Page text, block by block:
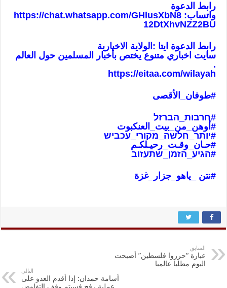
رابط الدعوة
واتساب:https://chat.whatsapp.com/GHlusXbN8
12DtXhvNZZ2BU
رابط الدعوة ايتا :الولاية الاخبارية
سايت اخباري متنوع يختص بأخبار المسلمين حول العالم
.
https://eitaa.com/wilayah
#طوفان_الأقصى
#חרבות_הברזל
#أوهن_من_بيت_العنكبوت
#יותר_חלשה_מקורי_עכביש
#حـان_وقـت_رحيـلكـم
#הגיע_הזמן_שתעזוב
#نتن _ياهو_جزار_غزة
السابق
عبارة “حرروا فلسطين” أصبحت
اليوم مطلبا عالميا
التالي
أسامة حمدان: إذا أقدم العدو على
عملية رفح فسيتم وقف التفاوض